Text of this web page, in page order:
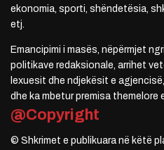
ekonomia, sporti, shëndetësia,
etj.
Emancipimi i masës, nëpërmjet
politikave redaksionale, arrihet
lexuesit dhe ndjekësit e
dhe ka mbetur premisa themelore
@Copyright
© Shkrimet e publikuara në këtë